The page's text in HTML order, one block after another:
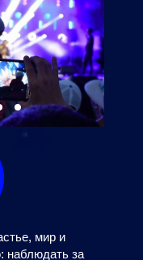
мир и
наблюдать за